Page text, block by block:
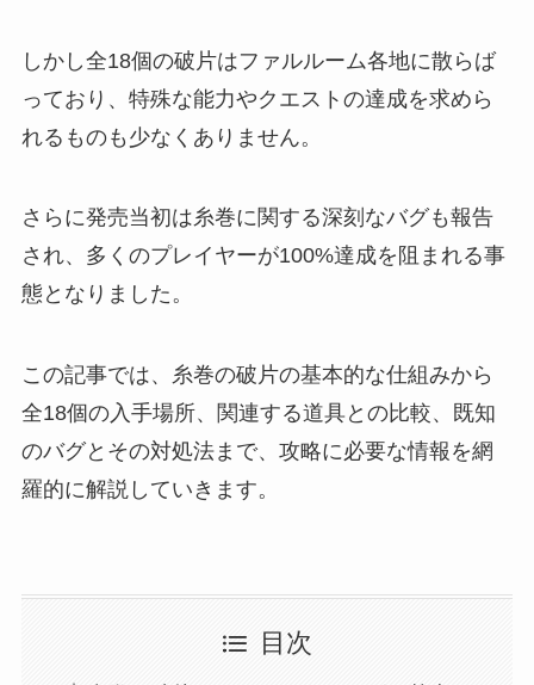
しかし全18個の破片はファルルーム各地に散らば
っており、特殊な能力やクエストの達成を求めら
れるものも少なくありません。
さらに発売当初は糸巻に関する深刻なバグも報告
され、多くのプレイヤーが100%達成を阻まれる事
態となりました。
この記事では、糸巻の破片の基本的な仕組みから
全18個の入手場所、関連する道具との比較、既知
のバグとその対処法まで、攻略に必要な情報を網
羅的に解説していきます。
目次